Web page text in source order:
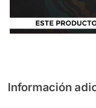
Información